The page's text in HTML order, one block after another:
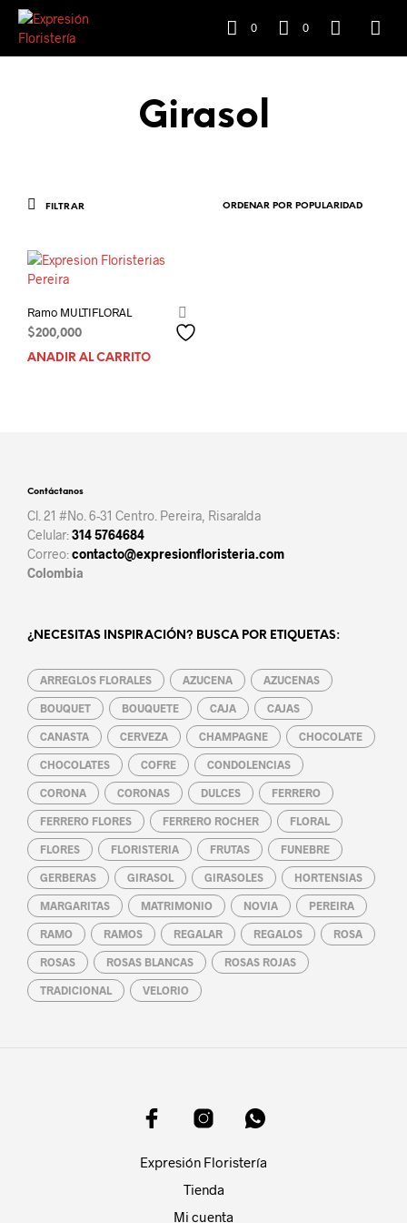
0 0
Girasol
FILTRAR
Ramo MULTIFLORAL
$200,000
AÑADIR AL CARRITO
Contáctanos
Cl. 21 #No. 6-31 Centro. Pereira, Risaralda
Celular:314 5764684
Correo:contacto@expresionfloristeria.com
Colombia
¿NECESITAS INSPIRACIÓN? BUSCA POR ETIQUETAS:
ARREGLOS FLORALES AZUCENA AZUCENAS
BOUQUET BOUQUETE CAJA CAJAS
CANASTA CERVEZA CHAMPAGNE CHOCOLATE
CHOCOLATES COFRE CONDOLENCIAS
CORONA CORONAS DULCES FERRERO
FERRERO FLORES FERRERO ROCHER FLORAL
FLORES FLORISTERIA FRUTAS FUNEBRE
GERBERAS GIRASOL GIRASOLES HORTENSIAS
MARGARITAS MATRIMONIO NOVIA PEREIRA
RAMO RAMOS REGALAR REGALOS ROSA
ROSAS ROSAS BLANCAS ROSAS ROJAS
TRADICIONAL VELORIO
Expresión Floristería
Tienda
Mi cuenta